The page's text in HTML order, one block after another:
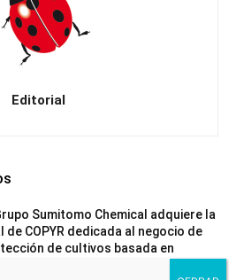
Editorial
Sumitomo Chemical adquiere la
de COPYR dedicada al negocio de
de cultivos basada en